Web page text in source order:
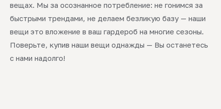
вещах. Мы за осознанное потребление: не гонимся за
быстрыми трендами, не делаем безликую базу — наши
вещи это вложение в ваш гардероб на многие сезоны.
Поверьте, купив наши вещи однажды — Вы останетесь
с нами надолго!